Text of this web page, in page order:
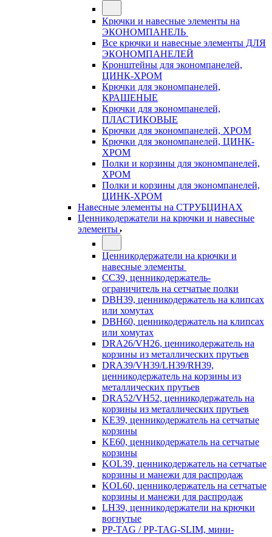
Крючки и навесные элементы на
ЭКОНОМПАНЕЛЬ
Все крючки и навесные элементы ДЛЯ
ЭКОНОМПАНЕЛЕЙ
Кронштейны для экономпанелей,
ЦИНК-ХРОМ
Крючки для экономпанелей,
КРАШЕНЫЕ
Крючки для экономпанелей,
ПЛАСТИКОВЫЕ
Крючки для экономпанелей, ХРОМ
Крючки для экономпанелей, ЦИНК-
ХРОМ
Полки и корзины для экономпанелей,
ХРОМ
Полки и корзины для экономпанелей,
ЦИНК-ХРОМ
Навесные элементы на СТРУБЦИНАХ
Ценникодержатели на крючки и навесные
элементы
Ценникодержатели на крючки и
навесные элементы
CC39, ценникодержатель-
ограничитель на сетчатые полки
DBH39, ценникодержатель на клипсах
или хомутах
DBH60, ценникодержатель на клипсах
или хомутах
DRA26/VH26, ценникодержатель на
корзины из металлических прутьев
DRA39/VH39/LH39/RH39,
ценникодержатель на корзины из
металлических прутьев
DRA52/VH52, ценникодержатель на
корзины из металлических прутьев
KE39, ценникодержатель на сетчатые
корзины
KE60, ценникодержатель на сетчатые
корзины
KOL39, ценникодержатель на сетчатые
корзины и манежи для распродаж
KOL60, ценникодержатель на сетчатые
корзины и манежи для распродаж
LH39, ценникодержатели на крючки
вогнутые
PP-TAG / PP-TAG-SLIM, мини-